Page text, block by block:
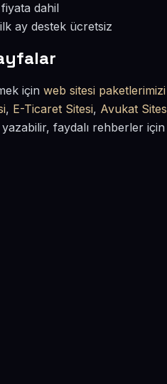
dahil
ay destek ücretsiz
için web sitesi paketlerimizi
, E-Ticaret Sitesi, Avukat
yazabilir, faydalı rehberler için